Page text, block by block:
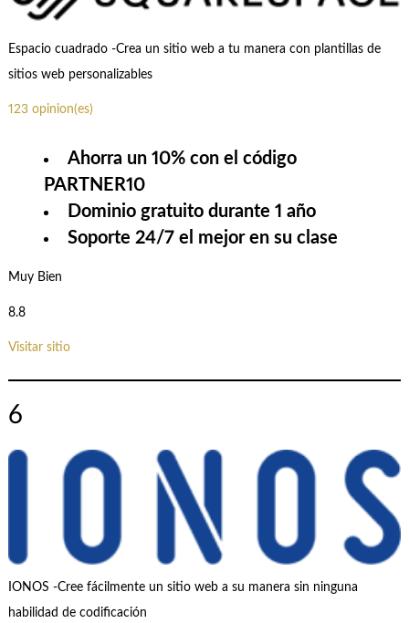
Espacio cuadrado -Crea un sitio web a tu manera con plantillas de
sitios web personalizables
123 opinion(es)
Ahorra un 10% con el código
PARTNER10
Dominio gratuito durante 1 año
Soporte 24/7 el mejor en su clase
Muy Bien
8.8
Visitar sitio
6
IONOS -Cree fácilmente un sitio web a su manera sin ninguna
habilidad de codificación